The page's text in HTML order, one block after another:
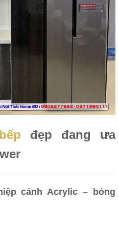
đẹp đang ưa
cánh Acrylic – bóng